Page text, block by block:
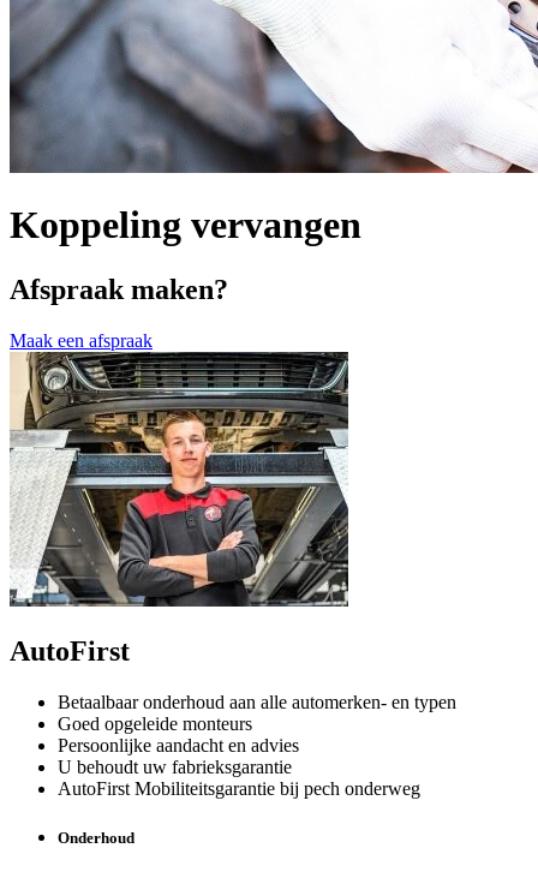
Koppeling vervangen
Afspraak maken?
Maak een afspraak
AutoFirst
Betaalbaar onderhoud aan alle automerken- en typen
Goed opgeleide monteurs
Persoonlijke aandacht en advies
U behoudt uw fabrieksgarantie
AutoFirst Mobiliteitsgarantie bij pech onderweg
Onderhoud